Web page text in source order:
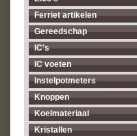
Ferriet artikelen
Gereedschap
IC's
IC voeten
Instelpotmeters
Knoppen
Koelmateriaal
Kristallen